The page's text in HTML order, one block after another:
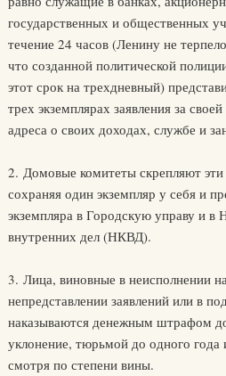
государственных и общественных
течение 24 часов (Ленину не
что созданной политической
этот срок на трехдневный)
трех экземплярах заявления за
адреса о своих доходах, службе и
2. Домовые комитеты скрепляют эти
сохраняя один экземпляр у себя и
экземпляра в Городскую управу и
внутренних дел (НКВД).
3. Лица, виновные в неисполнении
непредставлении заявлений или в
наказываются денежным штрафом
уклонение, тюрьмой до одного года
смотря по степени вины.